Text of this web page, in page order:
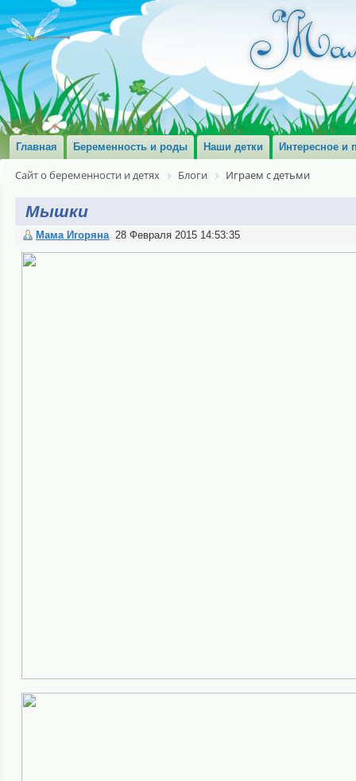
Главная Беременность и роды Наши детки Интересное и
Сайт о беременности и детях Блоги Играем с детьми
Мышки
Мама Игоряна 28 Февраля 2015 14:53:35